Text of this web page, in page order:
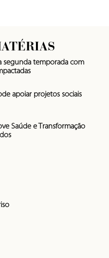
segunda temporada com
apoiar projetos sociais
Saúde e Transformação